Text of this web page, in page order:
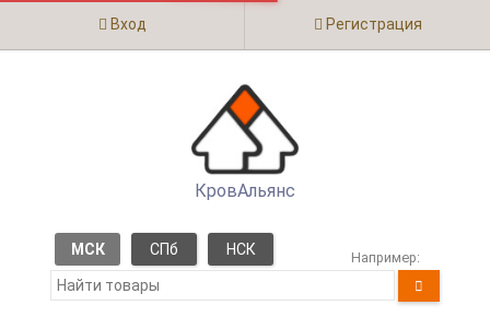
Вход Регистрация
КровАльянс
МСК СПб НСК Например: